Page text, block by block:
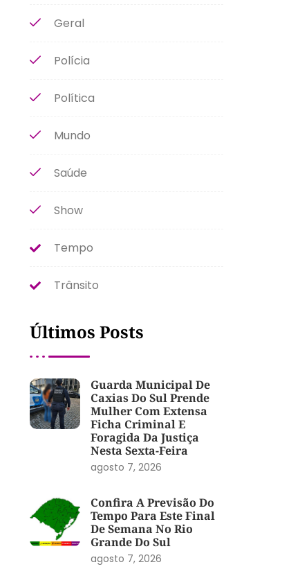
Geral
Polícia
Política
Mundo
Saúde
Show
Tempo
Trânsito
Últimos Posts
Guarda Municipal De
Caxias Do Sul Prende
Mulher Com Extensa
Ficha Criminal E
Foragida Da Justiça
Nesta Sexta-Feira
agosto 7, 2026
Confira A Previsão Do
Tempo Para Este Final
De Semana No Rio
Grande Do Sul
agosto 7, 2026